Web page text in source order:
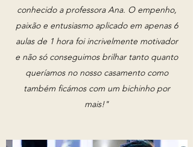
conhecido a professora Ana. O empenho,
paixão e entusiasmo aplicado em apenas 6
aulas de 1 hora foi incrivelmente motivador
e não só conseguimos brilhar tanto quanto
queríamos no nosso casamento como
também ficámos com um bichinho por
mais!"